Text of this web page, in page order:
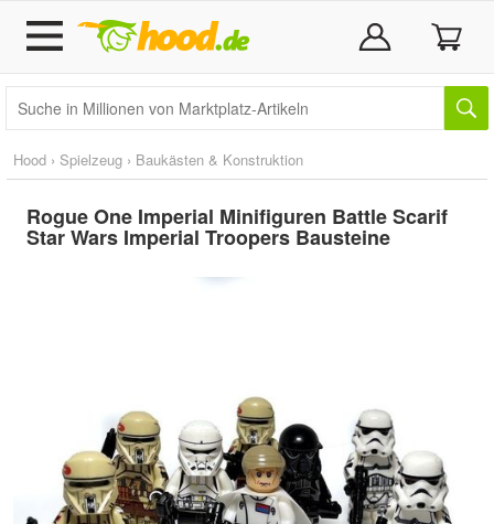
Hood › Spielzeug › Baukästen & Konstruktion
Rogue One Imperial Minifiguren Battle Scarif
Star Wars Imperial Troopers Bausteine